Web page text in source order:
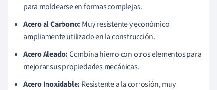
para moldearse en formas complejas.
Acero al Carbono: Muy resistente y económico,
ampliamente utilizado en la construcción.
Acero Aleado:Combina hierro con otros elementos para
mejorar sus propiedades mecánicas.
Acero Inoxidable: Resistente a la corrosión, muy